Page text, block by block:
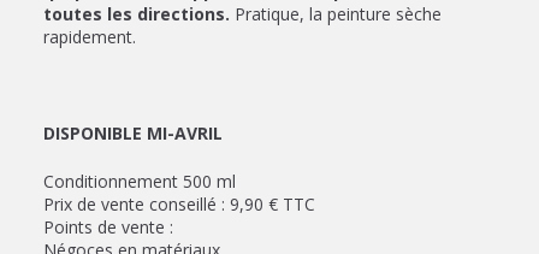
toutes les directions. Pratique, la peinture sèche
rapidement.
DISPONIBLE MI-AVRIL
Conditionnement 500 ml
Prix de vente conseillé : 9,90 € TTC
Points de vente :